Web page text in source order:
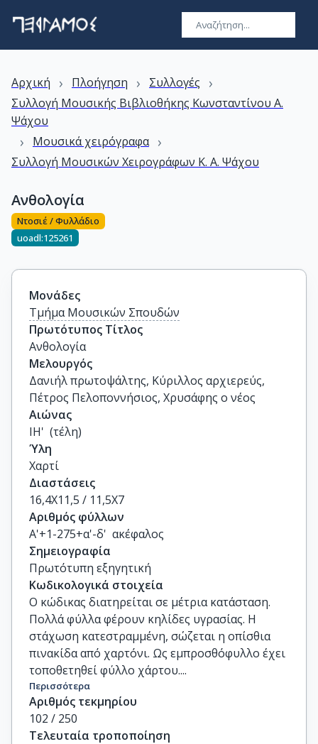
Αρχική › Πλοήγηση › Συλλογές ›
Συλλογή Μουσικής Βιβλιοθήκης Kωνσταντίνου A.
Ψάχου
› Μουσικά χειρόγραφα ›
Συλλογή Μουσικών Χειρογράφων Κ. Α. Ψάχου
Ανθολογία
Ντοσιέ / Φυλλάδιο
uoadl:125261
Μονάδες
Τμήμα Μουσικών Σπουδών
Πρωτότυπος Τίτλος
Ανθολογία
Μελουργός
Δανιήλ πρωτοψάλτης, Κύριλλος αρχιερεύς,
Πέτρος Πελοποννήσιος, Χρυσάφης ο νέος
Αιώνας
ΙΗ'  (τέλη)
Ύλη
Χαρτί
Διαστάσεις
16,4Χ11,5 / 11,5Χ7
Αριθμός φύλλων
Α'+1-275+α'-δ'  ακέφαλος
Σημειογραφία
Πρωτότυπη εξηγητική
Κωδικολογικά στοιχεία
Ο κώδικας διατηρείται σε μέτρια κατάσταση.
Πολλά φύλλα φέρουν κηλίδες υγρασίας. Η
στάχωση κατεστραμμένη, σώζεται η οπίσθια
πινακίδα από χαρτόνι. Ως εμπροσθόφυλλο έχει
τοποθετηθεί φύλλο χάρτου....
Περισσότερα
Αριθμός τεκμηρίου
102 / 250
Τελευταία τροποποίηση